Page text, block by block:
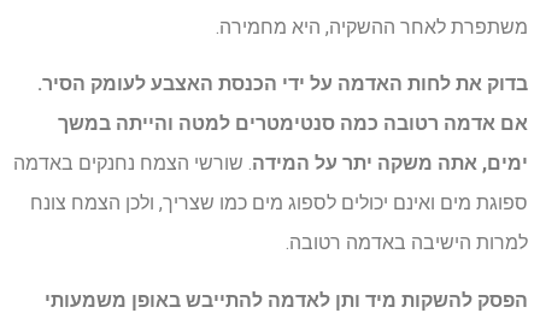
משתפרת לאחר ההשקיה, היא מחמירה.
בדוק את לחות האדמה על ידי הכנסת האצבע לעומק הסיר.
אם אדמה רטובה כמה סנטימטרים למטה והייתה במשך
ימים, אתה משקה יתר על המידה. שורשי הצמח נחנקים באדמה
ספוגת מים ואינם יכולים לספוג מים כמו שצריך, ולכן הצמח צונח
למרות הישיבה באדמה רטובה.
הפסק להשקות מיד ותן לאדמה להתייבש באופן משמעותי